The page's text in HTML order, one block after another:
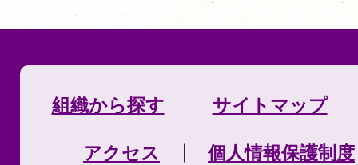
組織から探す サイトマップ
アクセス 個人情報保護制度